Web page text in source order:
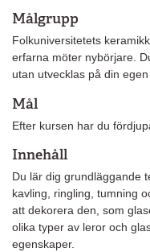
Målgrupp
Folkuniversitetets
erfarna möter nybörjare.
utan utvecklas på din
Mål
Efter kursen har du
Innehåll
Du lär dig grundläggande
kavling, ringling, tumning
att dekorera den, som
olika typer av leror och
egenskaper.